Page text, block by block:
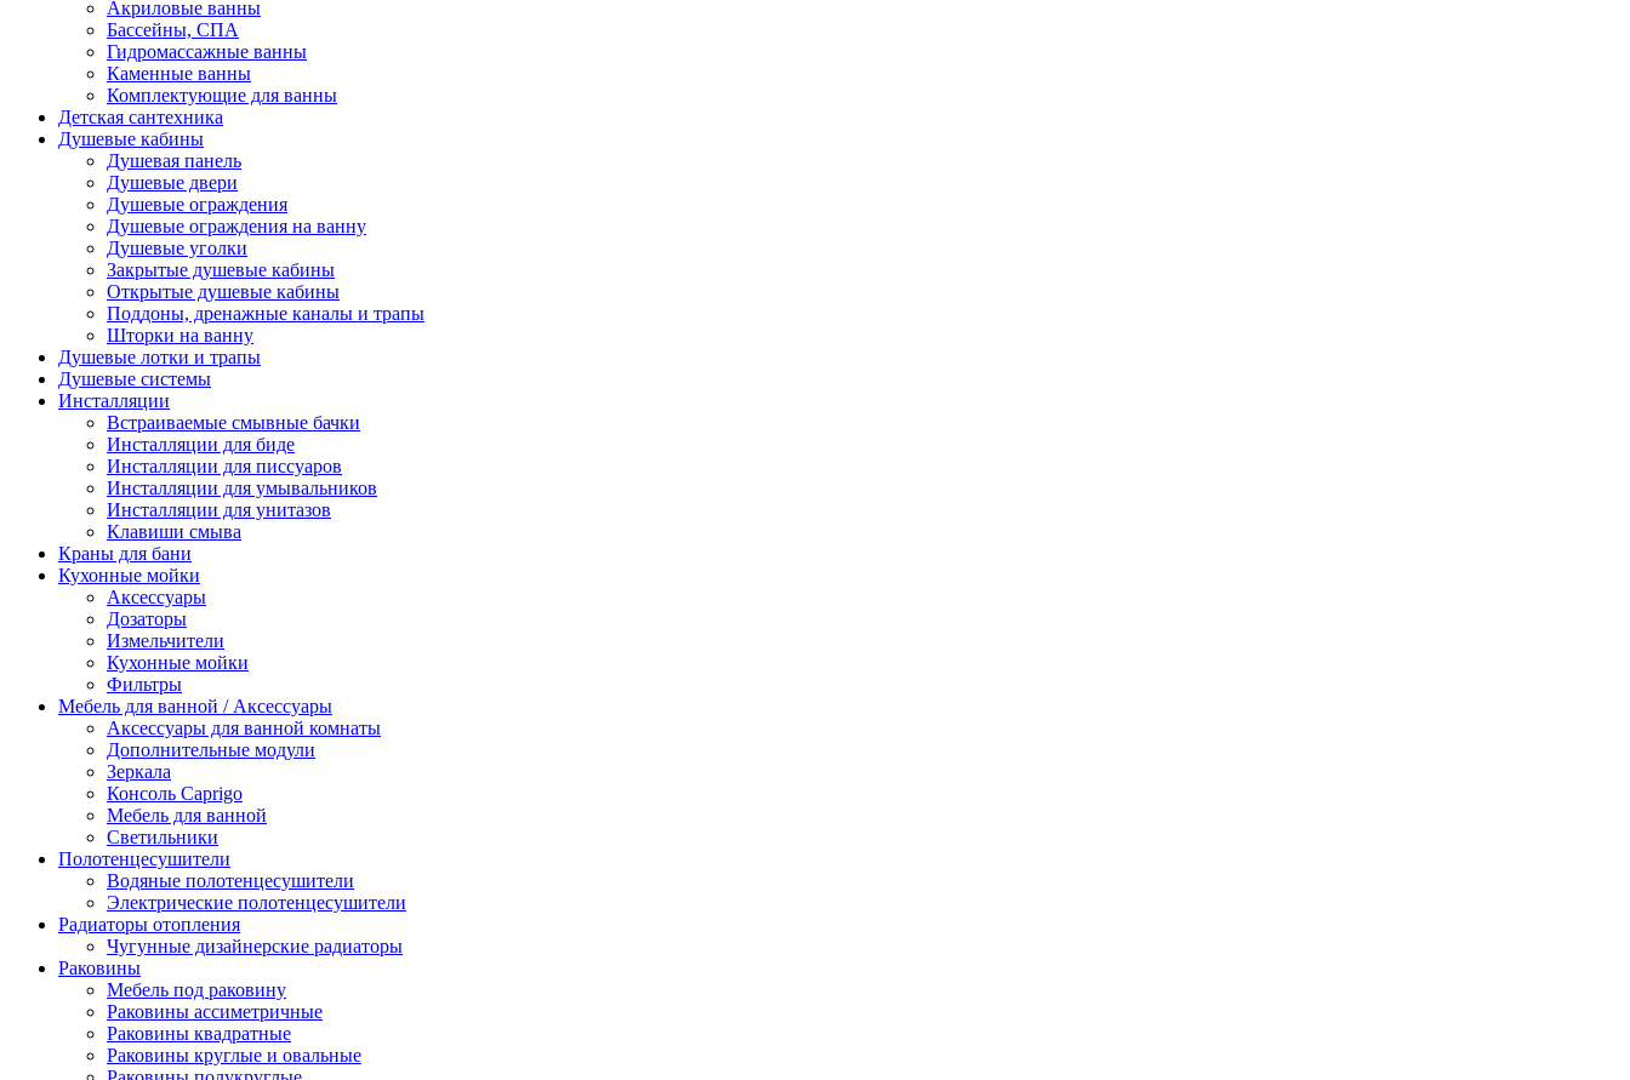
Акриловые ванны
Бассейны, СПА
Гидромассажные ванны
Каменные ванны
Комплектующие для ванны
Детская сантехника
Душевые кабины
Душевая панель
Душевые двери
Душевые ограждения
Душевые ограждения на ванну
Душевые уголки
Закрытые душевые кабины
Открытые душевые кабины
Поддоны, дренажные каналы и трапы
Шторки на ванну
Душевые лотки и трапы
Душевые системы
Инсталляции
Встраиваемые смывные бачки
Инсталляции для биде
Инсталляции для писсуаров
Инсталляции для умывальников
Инсталляции для унитазов
Клавиши смыва
Краны для бани
Кухонные мойки
Аксессуары
Дозаторы
Измельчители
Кухонные мойки
Фильтры
Мебель для ванной / Аксессуары
Аксессуары для ванной комнаты
Дополнительные модули
Зеркала
Консоль Caprigo
Мебель для ванной
Светильники
Полотенцесушители
Водяные полотенцесушители
Электрические полотенцесушители
Радиаторы отопления
Чугунные дизайнерские радиаторы
Раковины
Мебель под раковину
Раковины ассиметричные
Раковины квадратные
Раковины круглые и овальные